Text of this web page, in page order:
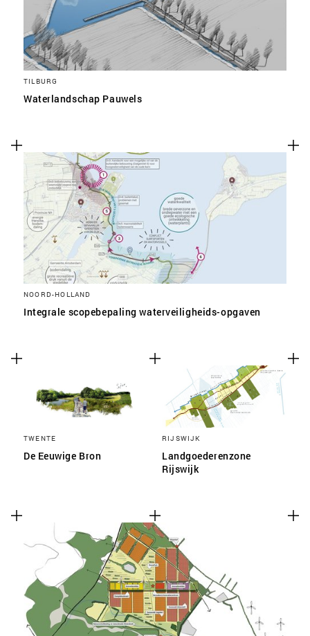
TILBURG
Waterlandschap Pauwels
NOORD-HOLLAND
Integrale scopebepaling waterveiligheids-opgaven
TWENTE
De Eeuwige Bron
RIJSWIJK
Landgoederenzone
Rijswijk